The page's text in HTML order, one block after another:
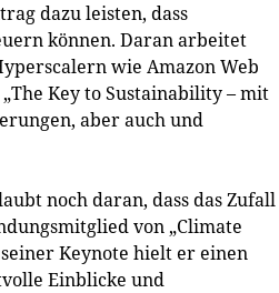
dazu leisten, dass
können. Daran arbeitet
wie Amazon Web
Key to Sustainability – mit
aber auch und
noch daran, dass das Zufall
von „Climate
Keynote hielt er einen
Einblicke und